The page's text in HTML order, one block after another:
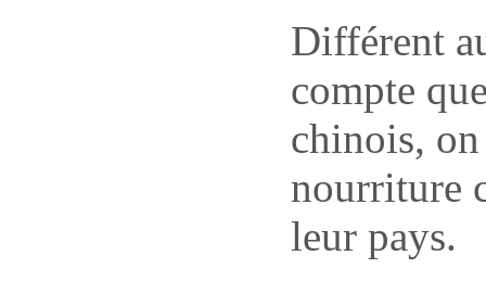
Différent
compte
chinois,
nourriture
leur pays.